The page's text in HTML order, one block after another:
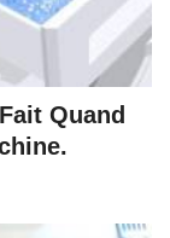
Quand